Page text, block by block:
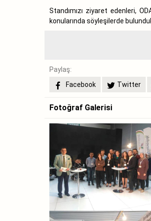
Standımızı ziyaret edenleri,
konularında söyleşilerde
Paylaş:
Facebook
Twitter
Fotoğraf Galerisi